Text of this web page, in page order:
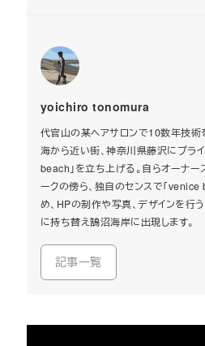
yoichiro tonomura
代官山の某ヘアサロンで10数年技
海から近い街、神奈川県藤沢にプラ
beach」を立ち上げる。自らオーナー
ークの傍ら、独自のセンスで「venice
め、HPの制作や写真、デザインを行
に持ち替え鵠沼海岸に出現します。
記事一覧